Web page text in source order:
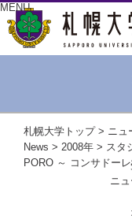
MENU
ニ
札幌大学トップ> ニュ
News > 2008年 > スタ
PORO ～ コンサドー